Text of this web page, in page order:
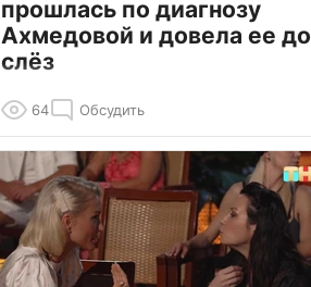
прошлась по диагнозу
Ахмедовой и довела ее до
слёз
64 Обсудить